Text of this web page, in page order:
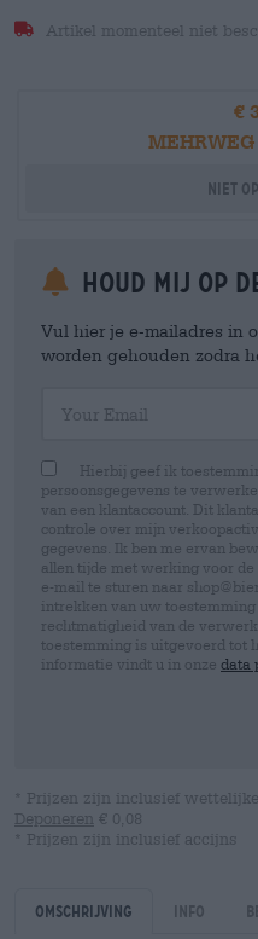
Artikel momenteel niet
€
MEHRWEG
Niet
Houd mij op
Vul hier je e-mailadres in
worden gehouden zodra
Hierbij geef ik
persoonsgegevens te
van een klantaccount. Dit
controle over mijn
gegevens. Ik ben me ervan
allen tijde met werking voor
e-mail te sturen naar
intrekken van uw
rechtmatigheid van de
toestemming is uitgevoerd tot
informatie vindt u in onze data
* Prijzen zijn inclusief
Deponeren € 0,08
* Prijzen zijn inclusief accijns
Omschrijving Info